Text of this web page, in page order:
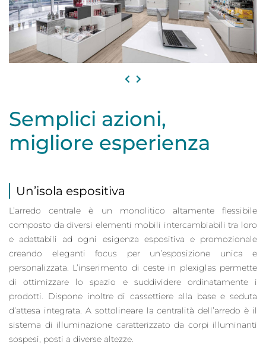
Semplici azioni,
migliore esperienza
Un’isola espositiva
L’arredo centrale è un monolitico altamente flessibile
composto da diversi elementi mobili intercambiabili tra loro
e adattabili ad ogni esigenza espositiva e promozionale
creando eleganti focus per un’esposizione unica e
personalizzata. L’inserimento di ceste in plexiglas permette
di ottimizzare lo spazio e suddividere ordinatamente i
prodotti. Dispone inoltre di cassettiere alla base e seduta
d’attesa integrata. A sottolineare la centralità dell’arredo è il
sistema di illuminazione caratterizzato da corpi illuminanti
sospesi, posti a diverse altezze.